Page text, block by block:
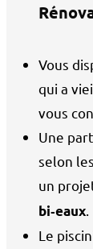
Vous
qui a
vous
Une
selon
un
bi‑eaux
Le